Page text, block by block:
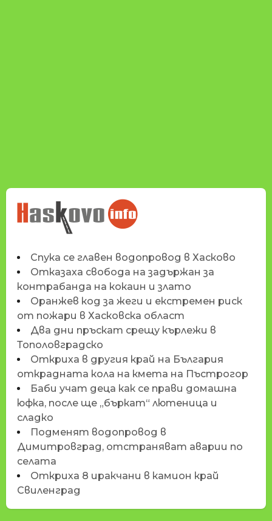
НОВИНИТЕ НА
HASKOVO.INFO
Спука се главен водопровод в Хасково
Отказаха свобода на задържан за
контрабанда на кокаин и злато
Оранжев код за жеги и екстремен риск
от пожари в Хасковска област
Два дни пръскат срещу кърлежи в
Тополовградско
Откриха в другия край на България
открадната кола на кмета на Пъстрогор
Баби учат деца как се прави домашна
юфка, после ще „бъркат“ лютеница и
сладко
Подменят водопровод в
Димитровград, отстраняват аварии по
селата
Откриха 8 иракчани в камион край
Свиленград